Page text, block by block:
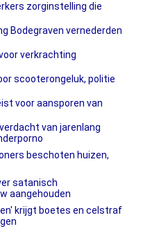
zorginstelling die
Bodegraven vernederden
verkrachting
scooterongeluk, politie
voor aansporen van
van jarenlang
beschoten huizen,
satanisch
aangehouden
krijgt boetes en celstraf